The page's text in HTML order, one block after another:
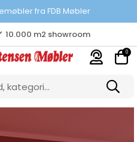
fra FDB Møbler
Prisgaranti
10.000 m2 showroom
& gode parkeringsforhold
0